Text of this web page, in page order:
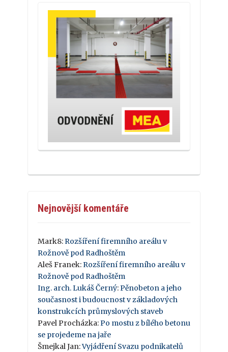
Nejnovější komentáře
Mark8:Rozšíření firemního areálu v
Rožnově pod Radhoštěm
Aleš Franek:Rozšíření firemního areálu v
Rožnově pod Radhoštěm
Ing. arch. Lukáš Černý:Pěnobeton a jeho
současnost i budoucnost v základových
konstrukcích průmyslových staveb
Pavel Procházka:Po mostu z bílého betonu
se projedeme na jaře
Šmejkal Jan:Vyjádření Svazu podnikatelů